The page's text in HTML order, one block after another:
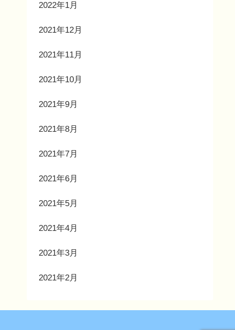
2022年1月
2021年12月
2021年11月
2021年10月
2021年9月
2021年8月
2021年7月
2021年6月
2021年5月
2021年4月
2021年3月
2021年2月